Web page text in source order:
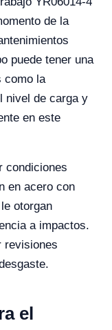
de la
puede tener una
como la
nivel de carga y
en este
condiciones
en acero con
otorgan
a impactos.
revisiones
el